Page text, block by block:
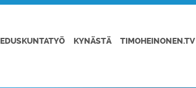
EDUSKUNTATYÖ KYNÄSTÄ TIMOHEINONEN.TV